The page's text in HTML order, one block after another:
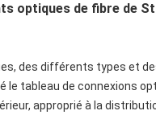
optiques de fibre de
des différents types et
le tableau de connexions
approprié à la